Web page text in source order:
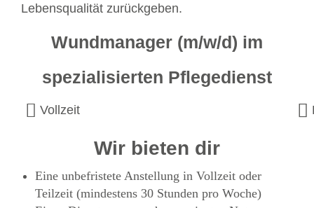
Lebensqualität zurückgeben.
Wundmanager (m/w/d) im
spezialisierten Pflegedienst
Vollzeit
Wir bieten dir
Eine unbefristete Anstellung in Vollzeit oder
Teilzeit (mindestens 30 Stunden pro Woche)